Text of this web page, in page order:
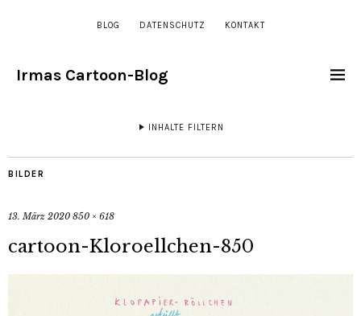
BLOG DATENSCHUTZ KONTAKT
Irmas Cartoon-Blog
INHALTE FILTERN
BILDER
13. März 2020 850 × 618
cartoon-Kloroellchen-850